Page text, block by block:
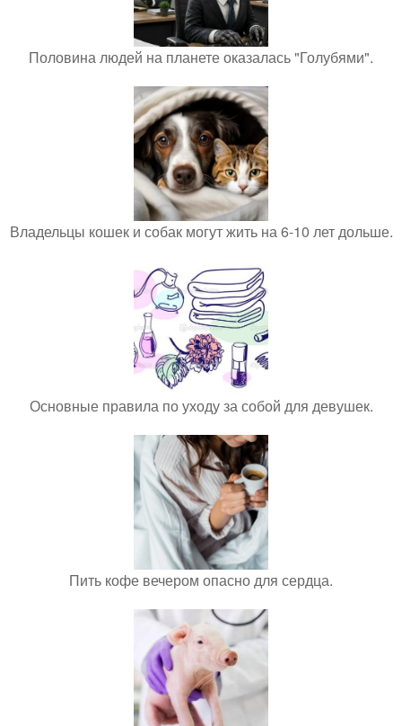
Половина людей на планете оказалась "Голубями".
Владельцы кошек и собак могут жить на 6-10 лет дольше.
Основные правила по уходу за собой для девушек.
Пить кофе вечером опасно для сердца.